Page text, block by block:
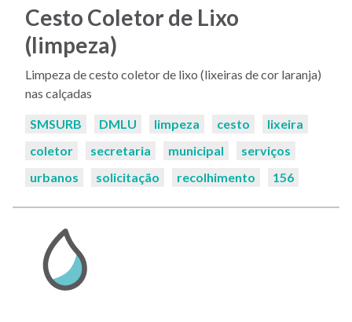
Cesto Coletor de Lixo
(limpeza)
Limpeza de cesto coletor de lixo (lixeiras de cor laranja)
nas calçadas
Palavras-
SMSURB DMLU limpeza cesto
lixeira
coletor
secretaria municipal
serviços
urbanos
solicitação recolhimento 156